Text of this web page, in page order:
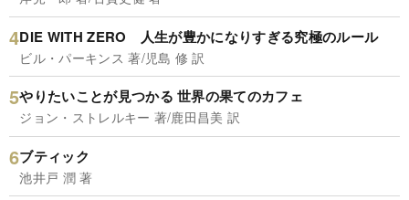
DIE WITH ZERO 人生が豊かになりすぎる究極のルール
ビル・パーキンス 著/児島 修 訳
やりたいことが見つかる 世界の果てのカフェ
ジョン・ストレルキー 著/鹿田昌美 訳
ブティック
池井戸 潤 著